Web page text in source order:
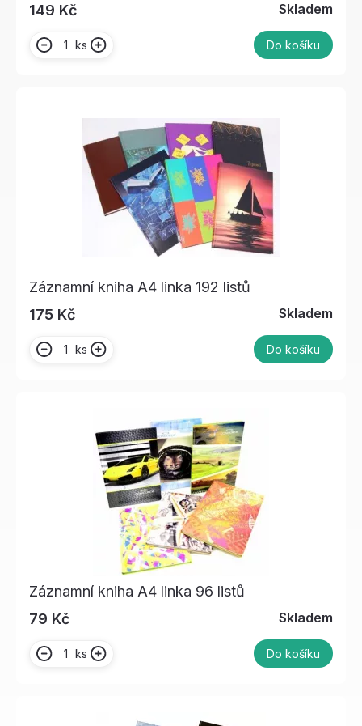
149 Kč
Skladem
ks Do košíku
Záznamní kniha A4 linka 192 listů
175 Kč
Skladem
ks Do košíku
Záznamní kniha A4 linka 96 listů
79 Kč
Skladem
ks Do košíku